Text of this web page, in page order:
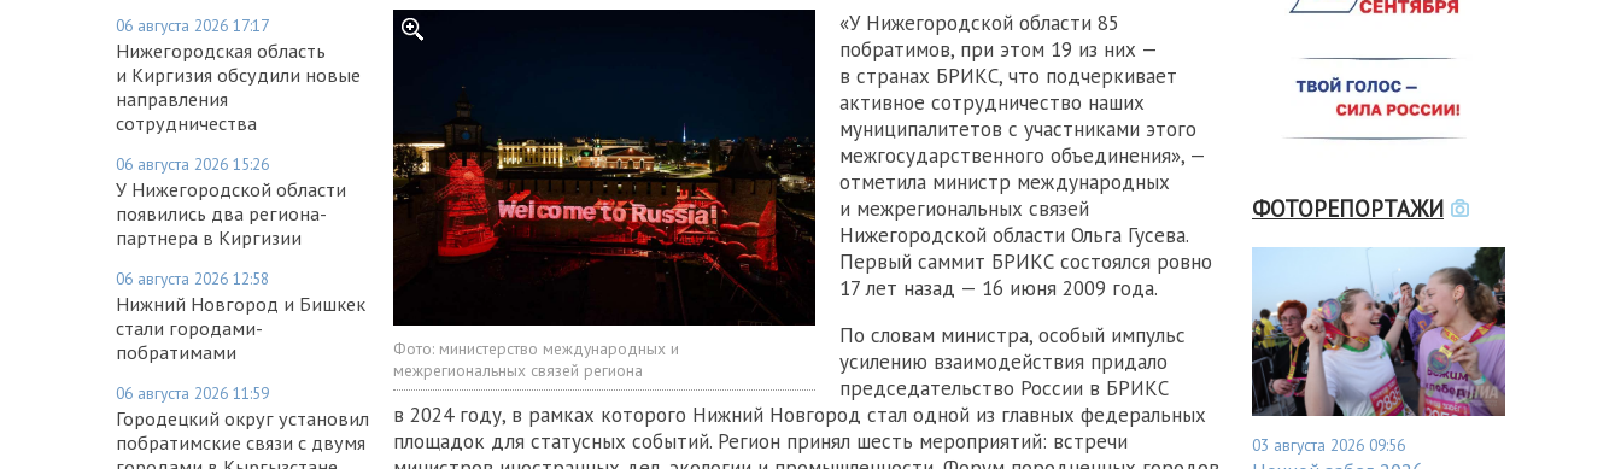
06 августа 2026 17:17
Нижегородская область
и Киргизия обсудили новые
направления
сотрудничества
06 августа 2026 15:26
У Нижегородской области
появились два региона-
партнера в Киргизии
06 августа 2026 12:58
Нижний Новгород и Бишкек
стали городами-
побратимами
06 августа 2026 11:59
Городецкий округ установил
побратимские связи с двумя
Фото: министерство международных и
межрегиональных связей региона
«У Нижегородской области 85
побратимов, при этом 19 из них —
в странах БРИКС, что подчеркивает
активное сотрудничество наших
муниципалитетов с участниками этого
межгосударственного объединения», —
отметила министр международных
и межрегиональных связей
Нижегородской области Ольга Гусева.
Первый саммит БРИКС состоялся ровно
17 лет назад — 16 июня 2009 года.
По словам министра, особый импульс
усилению взаимодействия придало
председательство России в БРИКС
в 2024 году, в рамках которого Нижний Новгород стал одной из главных федеральных
площадок для статусных событий. Регион принял шесть мероприятий: встречи
ФОТОРЕПОРТАЖИ
03 августа 2026 09:56